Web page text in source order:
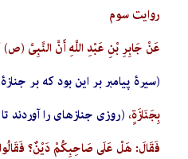
روایت سوم
عَنْ جَابِرِ بْنِ عَبْدِ اللَّهِ‏ أَنَّ النَّبِيَّ
(سیرۀ پیامبر بر این بود که بر
بِجَنَازَةٍ، (روزی جنازه­ای را آوردند
فَقَالَ: هَلْ عَلَى صَاحِبِكُمْ دَيْنٌ؟